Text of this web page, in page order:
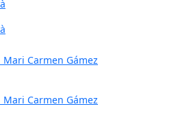
Carmen Gámez